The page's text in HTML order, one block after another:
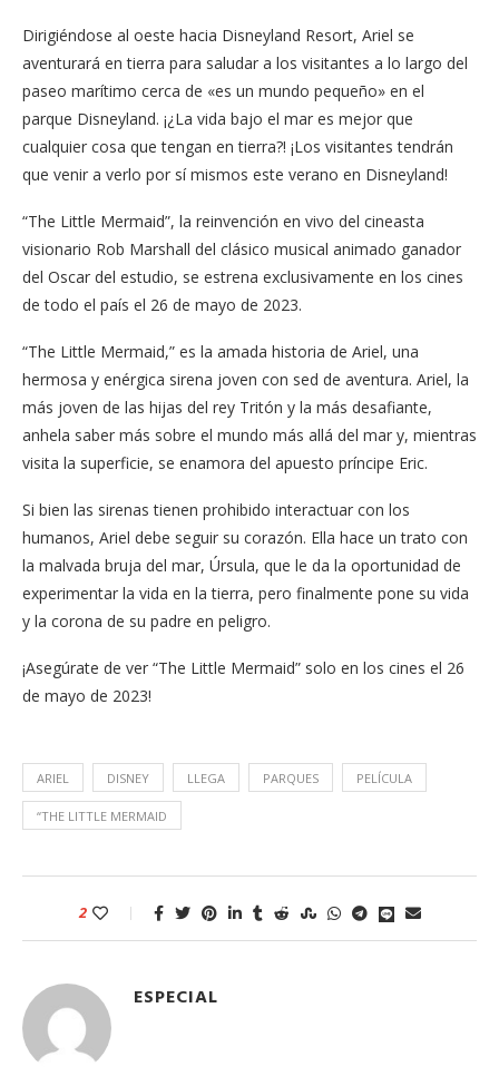
Dirigiéndose al oeste hacia Disneyland Resort, Ariel se
aventurará en tierra para saludar a los visitantes a lo largo del
paseo marítimo cerca de «es un mundo pequeño» en el
parque Disneyland. ¡¿La vida bajo el mar es mejor que
cualquier cosa que tengan en tierra?! ¡Los visitantes tendrán
que venir a verlo por sí mismos este verano en Disneyland!
“The Little Mermaid”, la reinvención en vivo del cineasta
visionario Rob Marshall del clásico musical animado ganador
del Oscar del estudio, se estrena exclusivamente en los cines
de todo el país el 26 de mayo de 2023.
“The Little Mermaid,” es la amada historia de Ariel, una
hermosa y enérgica sirena joven con sed de aventura. Ariel, la
más joven de las hijas del rey Tritón y la más desafiante,
anhela saber más sobre el mundo más allá del mar y, mientras
visita la superficie, se enamora del apuesto príncipe Eric.
Si bien las sirenas tienen prohibido interactuar con los
humanos, Ariel debe seguir su corazón. Ella hace un trato con
la malvada bruja del mar, Úrsula, que le da la oportunidad de
experimentar la vida en la tierra, pero finalmente pone su vida
y la corona de su padre en peligro.
¡Asegúrate de ver “The Little Mermaid” solo en los cines el 26
de mayo de 2023!
ARIEL DISNEY LLEGA PARQUES PELÍCULA
“THE LITTLE MERMAID
2
ESPECIAL